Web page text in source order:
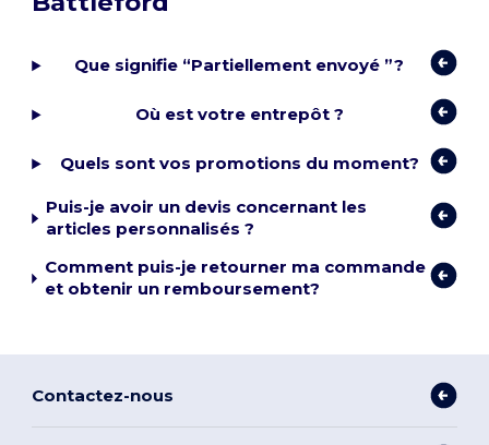
Que signifie “Partiellement envoyé ”?
Où est votre entrepôt ?
Quels sont vos promotions du moment?
Puis-je avoir un devis concernant les
articles personnalisés ?
Comment puis-je retourner ma commande
et obtenir un remboursement?
Contactez-nous